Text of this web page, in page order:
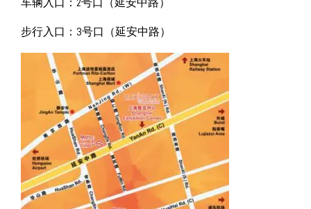
车辆入口：2号口（延安中路）
步行入口：3号口（延安中路）